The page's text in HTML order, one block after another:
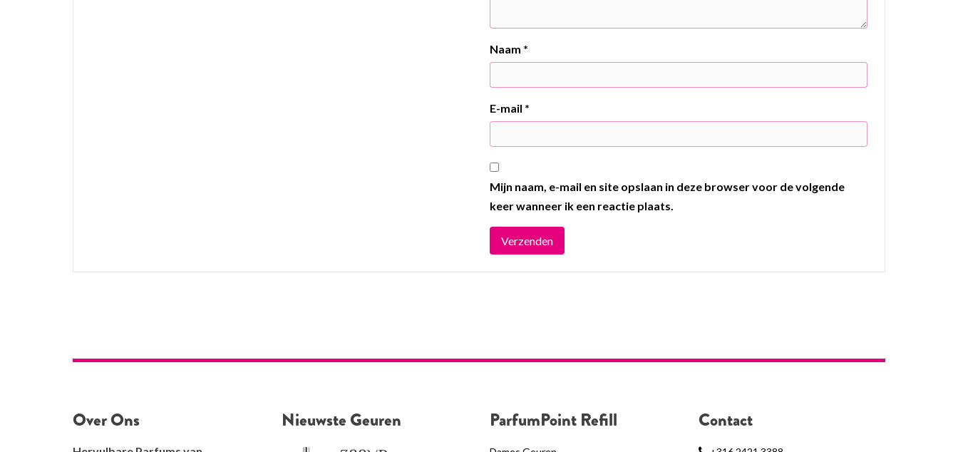
Naam *
E-mail *
Mijn naam, e-mail en site opslaan in deze browser voor de volgende
keer wanneer ik een reactie plaats.
Over Ons Nieuwste Geuren ParfumPoint Refill Contact